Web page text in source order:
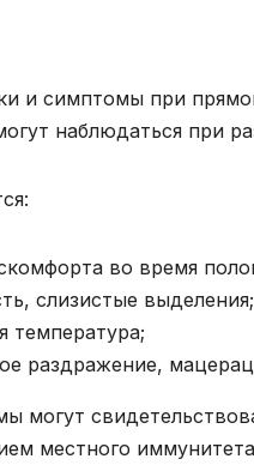
и симптомы при
наблюдаться при
во время
слизистые выделения;
температура;
раздражение,
могут
местного